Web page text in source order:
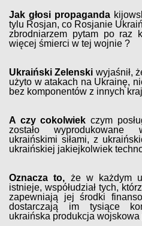
Jak głosi propaganda
tylu Rosjan, co Rosjanie
zbrodniarzem pytam po raz
więcej śmierci w tej wojnie ?
Ukraiński Zelenski wyjaśnił,
użyto w atakach na Ukrainę,
bez komponentów z innych
A czy cokolwiek czym
zostało wyprodukowane
ukraińskimi siłami, z
ukraińskiej jakiejkolwiek
Oznacza to, że w każdym
istnieje, współudział tych,
zapewniają jej środki
dostarczają im tysiące
ukraińska produkcja wojskowa